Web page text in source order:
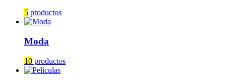
5 productos
Moda
10 productos